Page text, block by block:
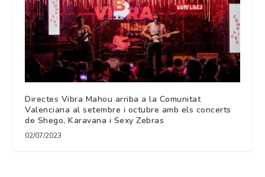
Directes Vibra Mahou arriba a la Comunitat
Valenciana al setembre i octubre amb els concerts
de Shego, Karavana i Sexy Zebras
02/07/2023